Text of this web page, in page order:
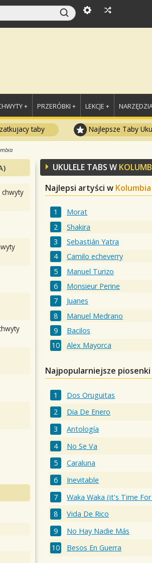
+ PRZERÓBKI + LEKCJE +
taby Najlepsze Taby Ukulele
UKULELE TABS W
Najlepsi artyści w Kolumbia
Morat
Shakira
Sebastián Yatra
Camilo echeverry
Manuel Turizo
Monsieur Perine
Juanes
Manuel Medrano
Bacilos
Alex Mayorca
Najpopularniejsze
Dos Oruguitas
Dia De Enero
Antología
No Se Va
Caraluna
Inevitable
Waka Waka (it's Time
Vida De Rico
No Hay Nadie Más
Besos En Guerra
chwyty